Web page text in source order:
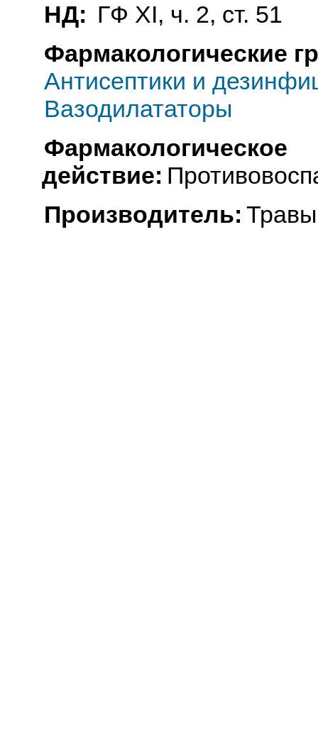
НД: ГФ ХI, ч. 2, ст. 51
Фармакологические
Антисептики и
Вазодилататоры
Фармакологическое
действие:
Производитель: